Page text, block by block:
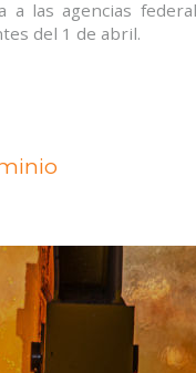
a las agencias
del 1 de abril.